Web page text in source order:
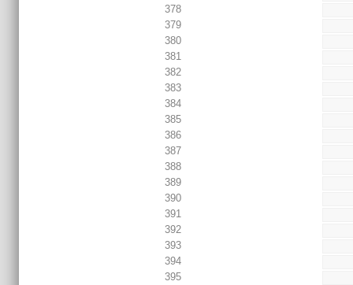
378
379
380
381
382
383
384
385
386
387
388
389
390
391
392
393
394
395